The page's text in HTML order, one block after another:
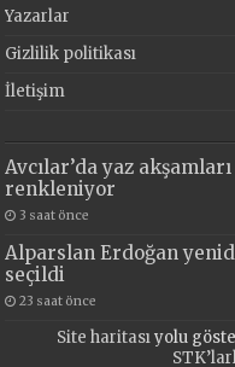
Yazarlar
Gizlilik politikası
İletişim
Avcılar’da yaz
renkleniyor
3 saat önce
Alparslan Erdoğan
seçildi
23 saat önce
Site haritasıyolu